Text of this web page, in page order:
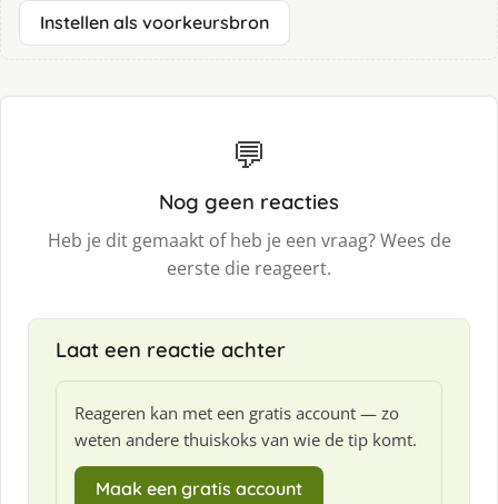
Instellen als voorkeursbron
💬
Nog geen reacties
Heb je dit gemaakt of heb je een vraag? Wees de
eerste die reageert.
Laat een reactie achter
Reageren kan met een gratis account — zo
weten andere thuiskoks van wie de tip komt.
Maak een gratis account